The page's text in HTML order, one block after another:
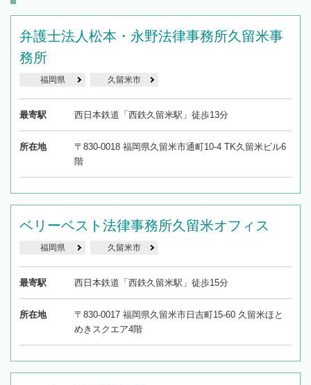
弁護士法人松本・永野法律事務所久留米事
務所
福岡県 久留米市
最寄駅 西日本鉄道「西鉄久留米駅」徒歩13分
所在地
〒830-0018 福岡県久留米市通町10-4 TK久留米ビル6
階
ベリーベスト法律事務所久留米オフィス
福岡県 久留米市
最寄駅 西日本鉄道「西鉄久留米駅」徒歩15分
所在地
〒830-0017 福岡県久留米市日吉町15-60 久留米ほと
めきスクエア4階